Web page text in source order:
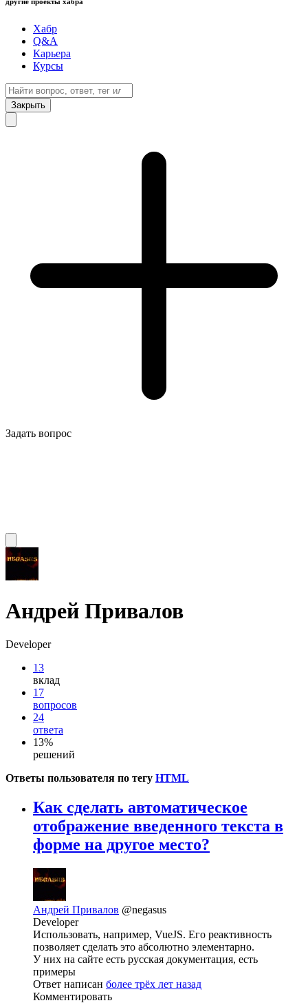
Хабр
Q&A
Карьера
Курсы
Закрыть
Задать вопрос
Андрей Привалов
Developer
13
вклад
17
вопросов
24
ответа
13%
решений
Ответы пользователя по тегу HTML
Как сделать автоматическое
отображение введенного текста в
форме на другое место?
Андрей Привалов @negasus
Developer
Использовать, например, VueJS. Его реактивность
позволяет сделать это абсолютно элементарно.
У них на сайте есть русская документация, есть
примеры
Ответ написан более трёх лет назад
Комментировать